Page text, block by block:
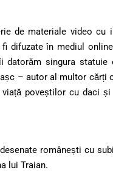
de materiale video cu
difuzate în mediul
singura statuie
– autor al multor cărți
poveștilor cu daci și
românești cu
lui Traian.